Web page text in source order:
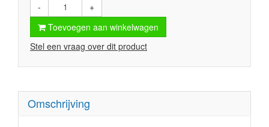
-
+
Toevoegen aan winkelwagen
Stel een vraag over dit product
Omschrijving